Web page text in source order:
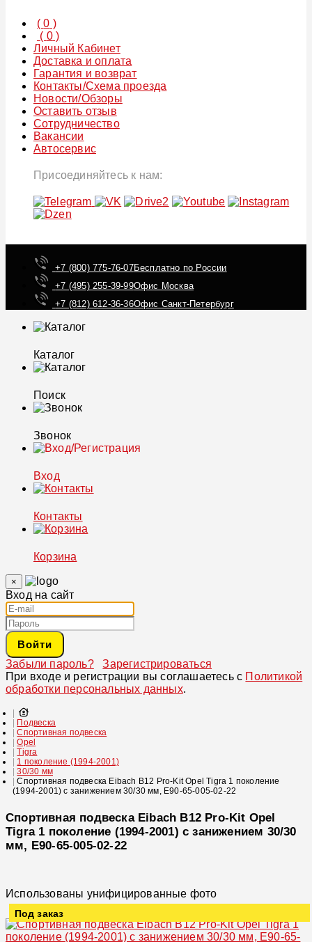
(0 )
( 0)
Личный Кабинет
Доставка и оплата
Гарантия и возврат
Контакты/Схема проезда
Новости/Обзоры
Оставить отзыв
Сотрудничество
Вакансии
Автосервис
Присоединяйтесь к нам:
+7 (800) 775-76-07Бесплатно по России
+7 (495) 255-39-99Офис Москва
+7 (812) 612-36-36Офис Санкт-Петербург
Каталог
Поиск
Звонок
Вход
Контакты
Корзина
×
Вход на сайт
Войти
Забыли пароль?
Зарегистрироваться
При входе и регистрации вы соглашаетесь с Политикой
обработки персональных данных.
Подвеска
Спортивная подвеска
Opel
Tigra
1 поколение (1994-2001)
30/30 мм
Спортивная подвеска Eibach B12 Pro-Kit Opel Tigra 1 поколение
(1994-2001) с занижением 30/30 мм, E90-65-005-02-22
Спортивная подвеска Eibach B12 Pro-Kit Opel
Tigra 1 поколение (1994-2001) с занижением 30/30
мм, E90-65-005-02-22
Использованы унифицированные фото
Под заказ